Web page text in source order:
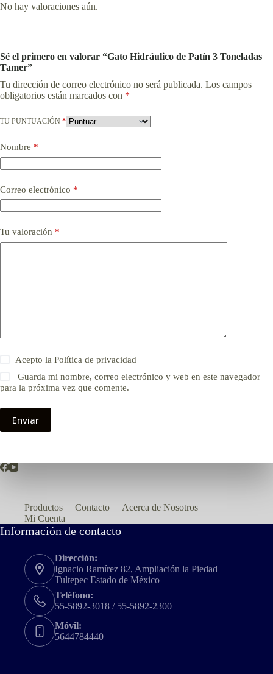
No hay valoraciones aún.
Sé el primero en valorar “Gato Hidráulico de Patín 3 Toneladas
Tamer”
Tu dirección de correo electrónico no será publicada. Los campos
obligatorios están marcados con *
TU PUNTUACIÓN *
Nombre *
Correo electrónico *
Tu valoración *
Acepto laPolítica de privacidad
Guarda mi nombre, correo electrónico y web en este navegador
para la próxima vez que comente.
Enviar
Productos Contacto
Acerca de Nosotros
Mi Cuenta
Información de contacto
Dirección:
Ignacio Ramírez 82, Ampliación la Piedad
Tultepec Estado de México
Teléfono:
55-5892-3018 / 55-5892-2300
Móvil:
5644784440